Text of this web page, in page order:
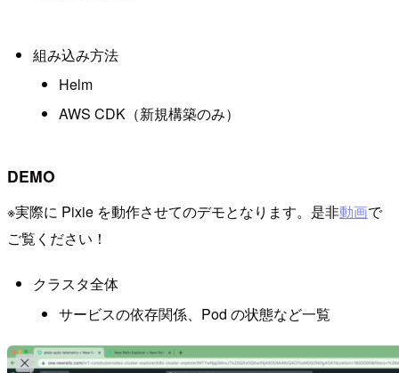
組み込み方法
Helm
AWS CDK（新規構築のみ）
DEMO
※実際に Pixie を動作させてのデモとなります。是非動画で
ご覧ください！
クラスタ全体
サービスの依存関係、Pod の状態など一覧